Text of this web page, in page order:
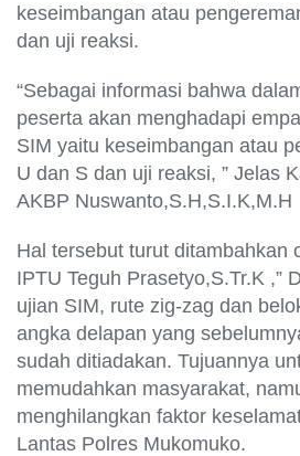
keseimbangan atau
dan uji reaksi.
“Sebagai informasi bahwa
peserta akan menghadapi
SIM yaitu keseimbangan atau
U dan S dan uji reaksi, ” Jelas
AKBP Nuswanto,S.H,S.I.K,M.H
Hal tersebut turut ditambahkan
IPTU Teguh Prasetyo,S.Tr.K ,”
ujian SIM, rute zig-zag dan
angka delapan yang
sudah ditiadakan. Tujuannya
memudahkan masyarakat,
menghilangkan faktor
Lantas Polres Mukomuko.